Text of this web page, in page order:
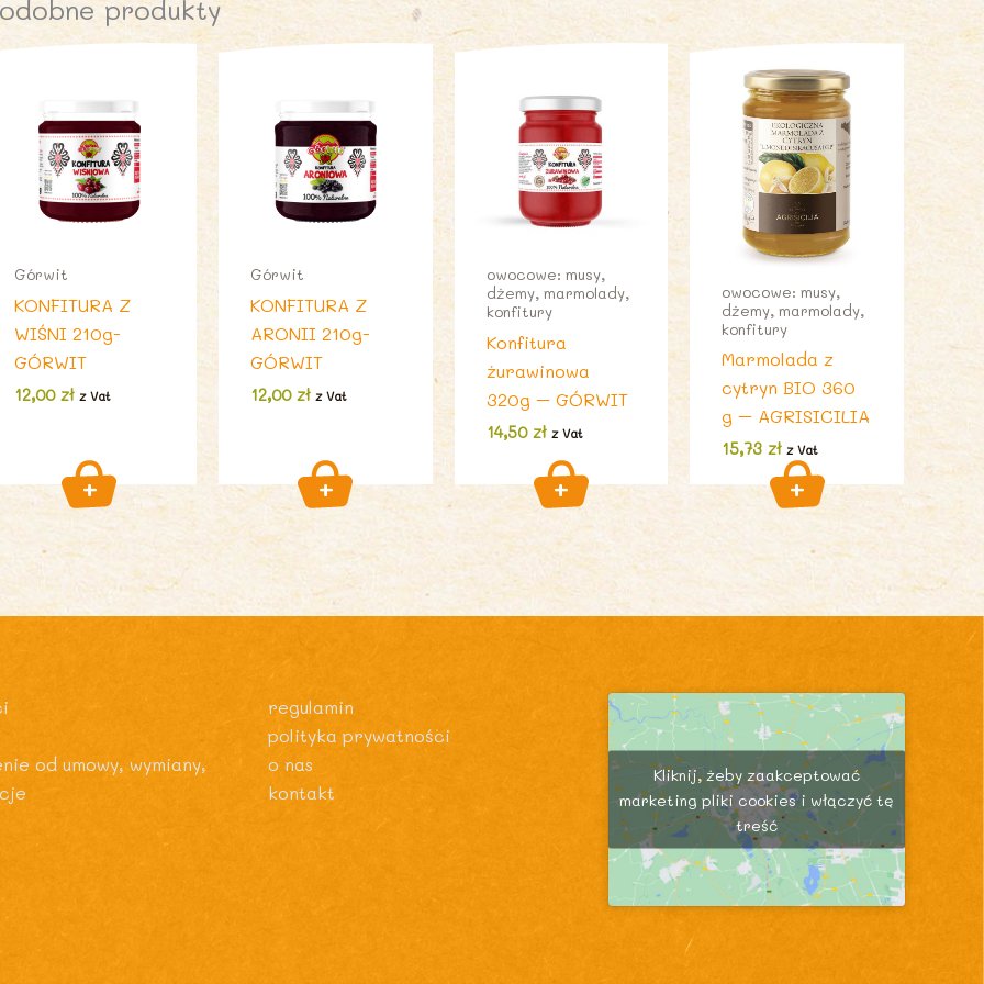
produkty
Górwit
KONFITURA Z
WIŚNI 210g-
GÓRWIT
12,00zł z Vat
Górwit
KONFITURA Z
ARONII 210g-
GÓRWIT
12,00 zł z Vat
owocowe: musy,
dżemy, marmolady,
konfitury
Konfitura
żurawinowa
320g – GÓRWIT
14,50 zł z Vat
owocowe: musy,
dżemy, marmolady,
konfitury
Marmolada z
cytryn BIO 360
g – AGRISICILIA
15,73zł z Vat
od umowy, wymiany,
regulamin
polityka prywatności
o nas
kontakt
Kliknij, żeby zaakceptować
marketing pliki cookies i włączyć tę
treść